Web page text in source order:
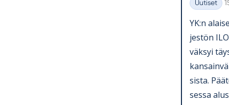
Kategoriat
Uutiset
YK:n
jes­tön
väk­syi
sista.
sessa